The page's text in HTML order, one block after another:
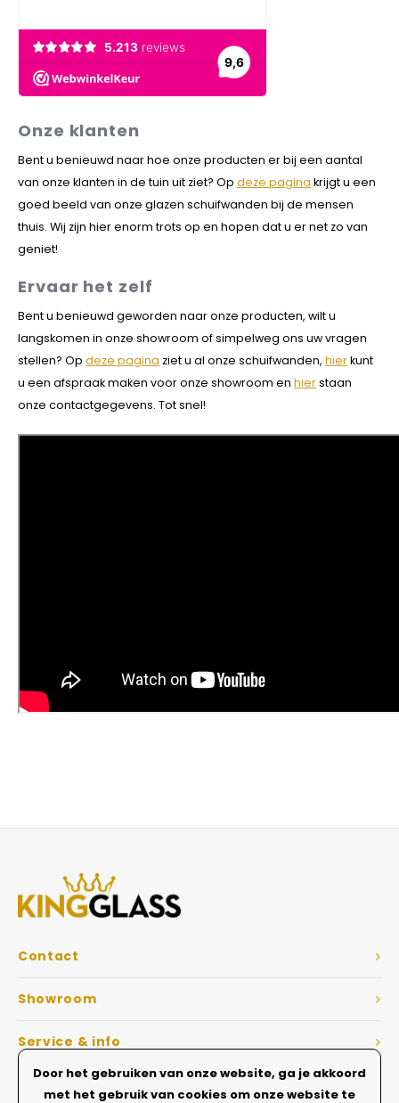
Onze klanten
Bent u benieuwd naar hoe onze producten er bij een aantal
van onze klanten in de tuin uit ziet? Op deze pagina krijgt u een
goed beeld van onze glazen schuifwanden bij de mensen
thuis. Wij zijn hier enorm trots op en hopen dat u er net zo van
geniet!
Ervaar het zelf
Bent u benieuwd geworden naar onze producten, wilt u
langskomen in onze showroom of simpelweg ons uw vragen
stellen? Op deze pagina ziet u al onze schuifwanden, hierkunt
u een afspraak maken voor onze showroom en hierstaan
onze contactgegevens. Tot snel!
Contact
Showroom
Service & info
Dé Glazen wanden specialist
Door het gebruiken van onze website, ga je akkoord
met het gebruik van cookies om onze website te